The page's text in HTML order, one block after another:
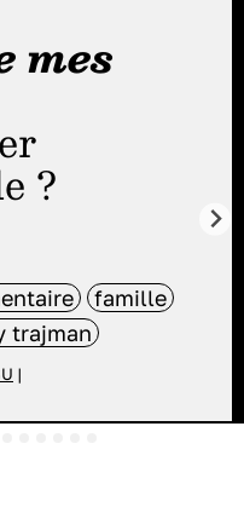
mes
?
famille
trajman
|